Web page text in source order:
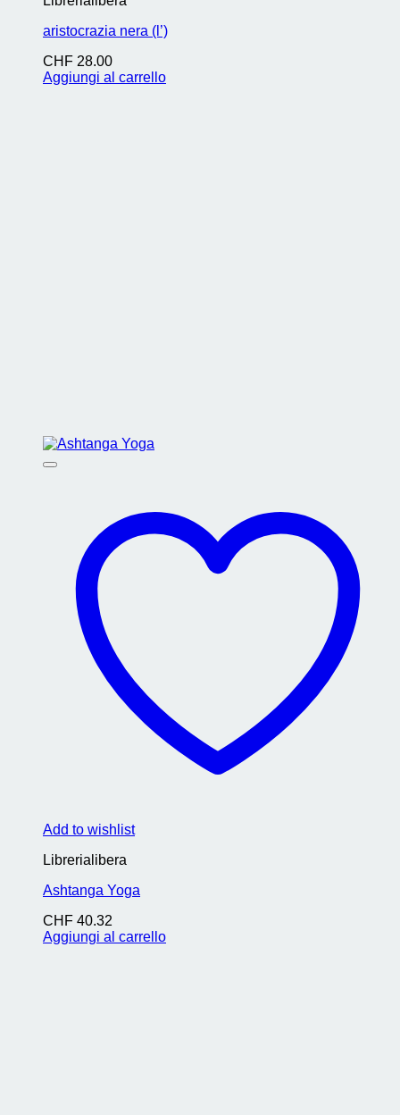
aristocrazia nera (l’)
CHF 28.00
Aggiungi al carrello
Add to wishlist
Librerialibera
Ashtanga Yoga
CHF 40.32
Aggiungi al carrello